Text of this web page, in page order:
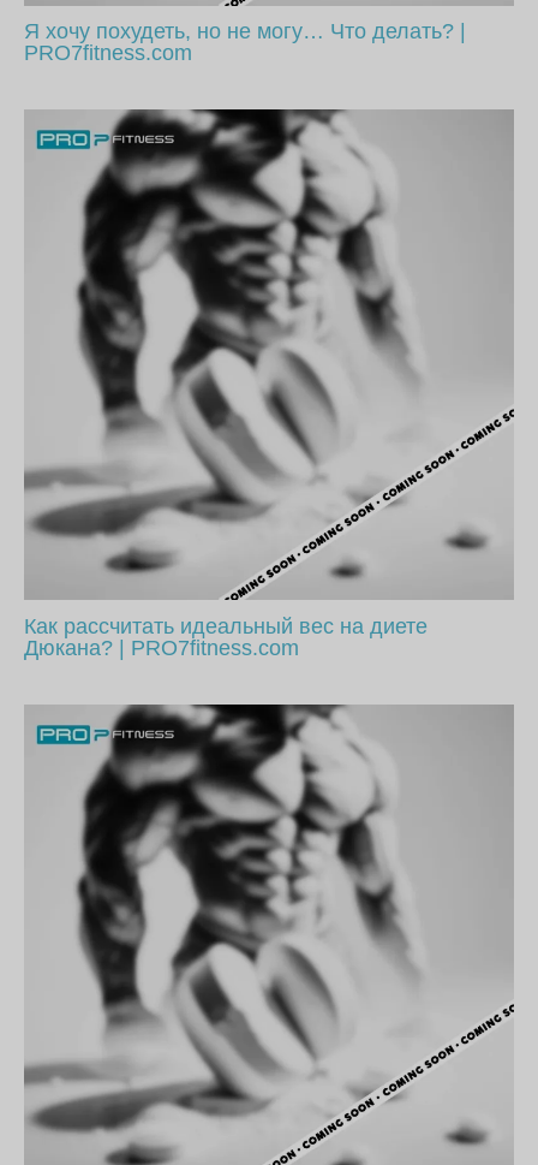
Я хочу похудеть, но не могу… Что делать? |
PRO7fitness.com
Как рассчитать идеальный вес на диете
Дюкана? | PRO7fitness.com